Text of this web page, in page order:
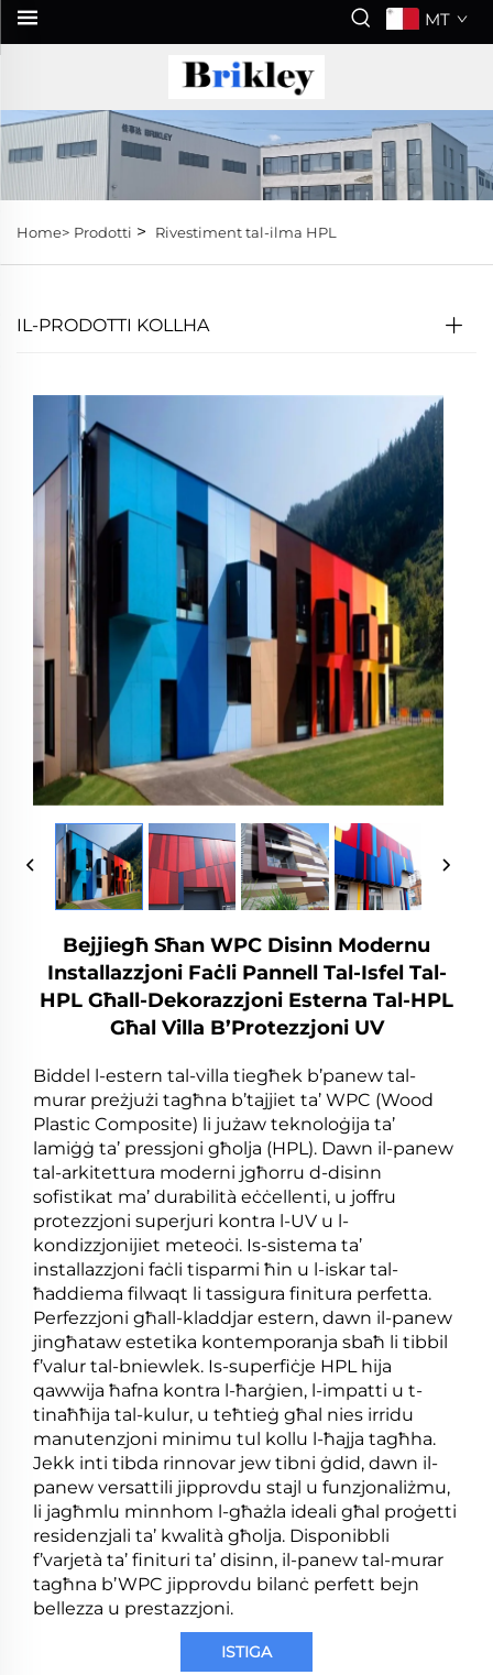
MT
Home> Prodotti > Rivestiment tal-ilma HPL
IL-PRODOTTI KOLLHA
Bejjiegħ Sħan WPC Disinn Modernu
Installazzjoni Faċli Pannell Tal-Isfel Tal-
HPL Għall-Dekorazzjoni Esterna Tal-HPL
Għal Villa B’Protezzjoni UV
Biddel l-estern tal-villa tiegħek b’panew tal-
murar preżjużi tagħna b’tajjiet ta’ WPC (Wood
Plastic Composite) li jużaw teknoloġija ta’
lamiġġ ta’ pressjoni għolja (HPL). Dawn il-panew
tal-arkitettura moderni jgħorru d-disinn
sofistikat ma’ durabilità eċċellenti, u joffru
protezzjoni superjuri kontra l-UV u l-
kondizzjonijiet meteoċi. Is-sistema ta’
installazzjoni faċli tisparmi ħin u l-iskar tal-
ħaddiema filwaqt li tassigura finitura perfetta.
Perfezzjoni għall-kladdjar estern, dawn il-panew
jingħataw estetika kontemporanja sbaħ li tibbil
f’valur tal-bniewlek. Is-superfiċje HPL hija
qawwija ħafna kontra l-ħarġien, l-impatti u t-
tinaħħija tal-kulur, u teħtieġ għal nies irridu
manutenzjoni minimu tul kollu l-ħajja tagħha.
Jekk inti tibda rinnovar jew tibni ġdid, dawn il-
panew versattili jipprovdu stajl u funzjonaliżmu,
li jagħmlu minnhom l-għażla ideali għal proġetti
residenzjali ta’ kwalità għolja. Disponibbli
f’varjetà ta’ finituri ta’ disinn, il-panew tal-murar
tagħna b’WPC jipprovdu bilanċ perfett bejn
bellezza u prestazzjoni.
ISTIGA